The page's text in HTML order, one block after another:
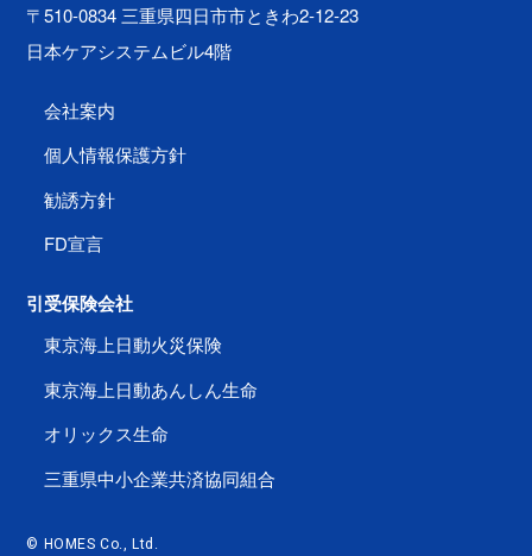
〒510-0834 三重県四日市市ときわ2-12-23
日本ケアシステムビル4階
会社案内
個人情報保護方針
勧誘方針
FD宣言
引受保険会社
東京海上日動火災保険
東京海上日動あんしん生命
オリックス生命
三重県中小企業共済協同組合
© HOMES Co., Ltd.